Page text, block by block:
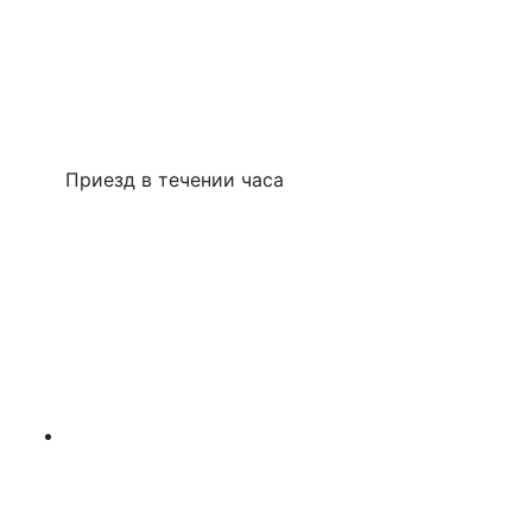
Приезд в течении часа